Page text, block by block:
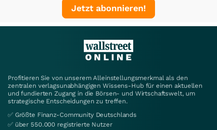
Jetzt abonnieren!
Profitieren Sie von unserem Alleinstellungsmerkmal als den
zentralen verlagsunabhängigen Wissens-Hub für einen aktuellen
und fundierten Zugang in die Börsen- und Wirtschaftswelt, um
strategische Entscheidungen zu treffen.
✅ Größte Finanz-Community Deutschlands
✅ über 550.000 registrierte Nutzer